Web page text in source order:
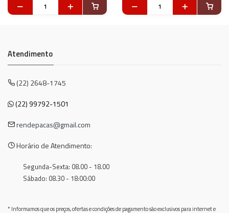
Atendimento
(22) 2648-1745
(22) 99792-1501
rendepacas@gmail.com
Horário de Atendimento:
Segunda-Sexta: 08.00 - 18.00
Sábado: 08.30 - 18:00:00
* Informamos que os preços, ofertas e condições de pagamento são exclusivos para internet e